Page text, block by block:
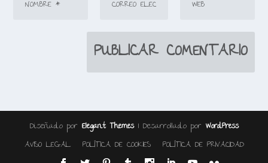
Diseñado por Elegant Themes| Desarrollado por WordPress
AVISO LEGAL POLÍTICA DE COOKIES POLÍTICA DE PRIVACIDAD